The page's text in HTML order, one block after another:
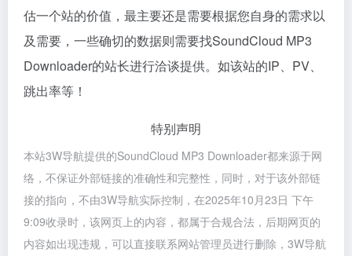
估一个站的价值，最主要还是需要根据您自身的需求以
及需要，一些确切的数据则需要找SoundCloud MP3
Downloader的站长进行洽谈提供。如该站的IP、PV、
跳出率等！
特别声明
本站3W导航提供的SoundCloud MP3 Downloader都来源于网
络，不保证外部链接的准确性和完整性，同时，对于该外部链
接的指向，不由3W导航实际控制，在2025年10月23日 下午
9:09收录时，该网页上的内容，都属于合规合法，后期网页的
内容如出现违规，可以直接联系网站管理员进行删除，3W导航